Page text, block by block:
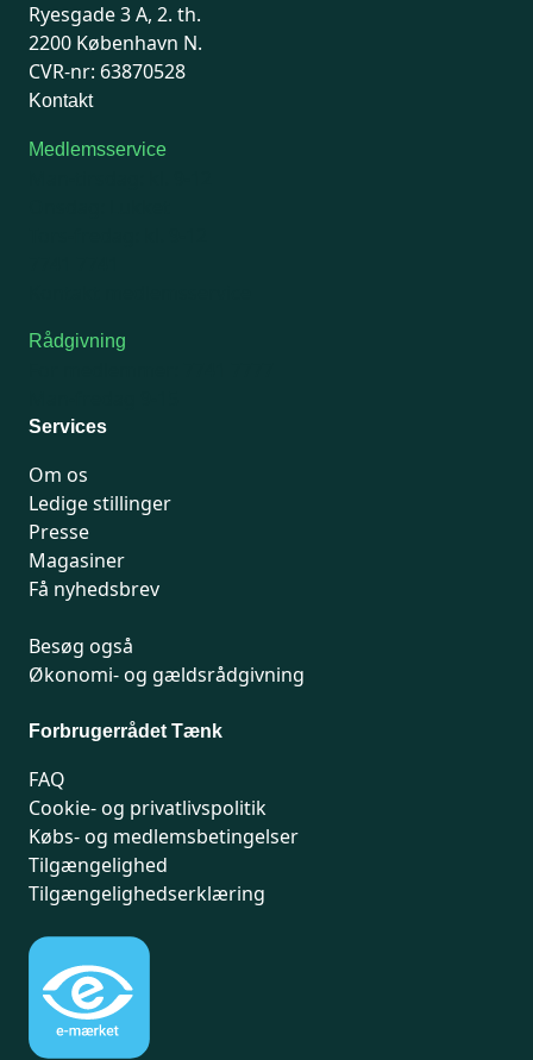
Ryesgade 3 A, 2. th.
2200 København N.
CVR-nr: 63870528
Kontakt
Medlemsservice
Rådgivning
Services
Om os
Ledige stillinger
Presse
Magasiner
Få nyhedsbrev
Besøg også
Økonomi- og gældsrådgivning
Forbrugerrådet Tænk
FAQ
Cookie- og privatlivspolitik
Købs- og medlemsbetingelser
Tilgængelighed
Tilgængelighedserklæring